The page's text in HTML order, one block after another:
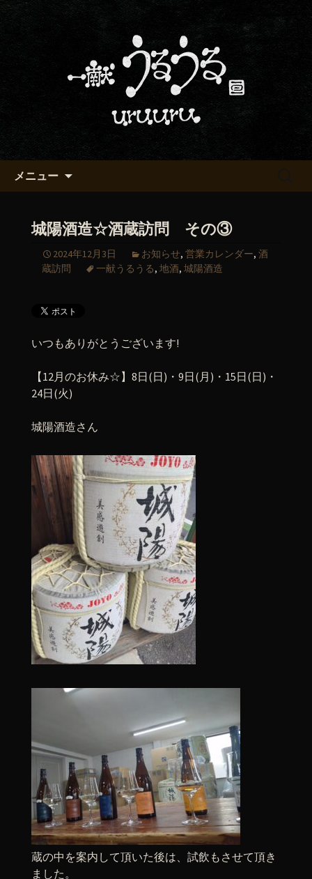
京都・五条でおいしい地酒が飲
める「一献うるうる」のブロ
京都・五条烏丸の町屋居酒屋「一献う
るうる」からのお知らせ
メニュー
城陽酒造☆酒蔵訪問 その③
2024年12月3日 お知らせ, 営業カレンダー, 酒
蔵訪問
一献うるうる, 地酒, 城陽酒造
いつもありがとうございます!
【12月のお休み☆】8日(日)・9日(月)・15日(日)・
24日(火)
城陽酒造さん
蔵の中を案内して頂いた後は、試飲もさせて頂き
ました。